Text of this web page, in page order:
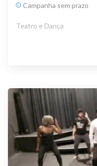
Campanha sem prazo
Teatro e Dança